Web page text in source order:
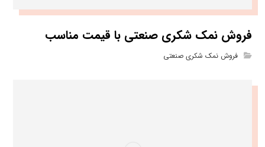
فروش نمک شکری صنعتی با قیمت مناسب
فروش نمک شکری صنعتی